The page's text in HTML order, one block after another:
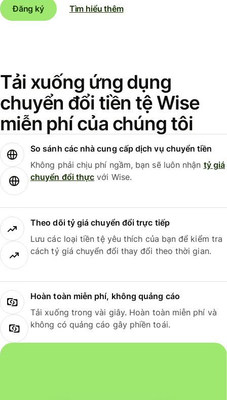
Đăng ký
Tìm hiểu thêm
Tải xuống ứng dụng
chuyển đổi tiền tệ Wise
miễn phí của chúng tôi
So sánh các nhà cung cấp dịch vụ chuyển tiền
Không phải chịu phí ngầm, bạn sẽ luôn nhận tỷ giá
chuyển đổi thực với Wise.
Theo dõi tỷ giá chuyển đổi trực tiếp
Lưu các loại tiền tệ yêu thích của bạn để kiểm tra
cách tỷ giá chuyển đổi thay đổi theo thời gian.
Hoàn toàn miễn phí, không quảng cáo
Tải xuống trong vài giây. Hoàn toàn miễn phí và
không có quảng cáo gây phiền toái.